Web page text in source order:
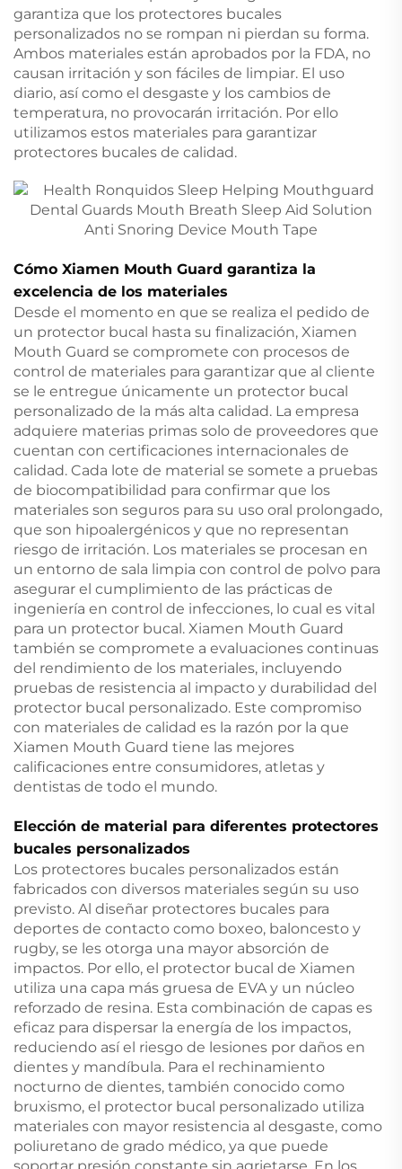
garantiza que los protectores bucales
personalizados no se rompan ni pierdan su forma.
Ambos materiales están aprobados por la FDA, no
causan irritación y son fáciles de limpiar. El uso
diario, así como el desgaste y los cambios de
temperatura, no provocarán irritación. Por ello
utilizamos estos materiales para garantizar
protectores bucales de calidad.
Cómo Xiamen Mouth Guard garantiza la
excelencia de los materiales
Desde el momento en que se realiza el pedido de
un protector bucal hasta su finalización, Xiamen
Mouth Guard se compromete con procesos de
control de materiales para garantizar que al cliente
se le entregue únicamente un protector bucal
personalizado de la más alta calidad. La empresa
adquiere materias primas solo de proveedores que
cuentan con certificaciones internacionales de
calidad. Cada lote de material se somete a pruebas
de biocompatibilidad para confirmar que los
materiales son seguros para su uso oral prolongado,
que son hipoalergénicos y que no representan
riesgo de irritación. Los materiales se procesan en
un entorno de sala limpia con control de polvo para
asegurar el cumplimiento de las prácticas de
ingeniería en control de infecciones, lo cual es vital
para un protector bucal. Xiamen Mouth Guard
también se compromete a evaluaciones continuas
del rendimiento de los materiales, incluyendo
pruebas de resistencia al impacto y durabilidad del
protector bucal personalizado. Este compromiso
con materiales de calidad es la razón por la que
Xiamen Mouth Guard tiene las mejores
calificaciones entre consumidores, atletas y
dentistas de todo el mundo.
Elección de material para diferentes protectores
bucales personalizados
Los protectores bucales personalizados están
fabricados con diversos materiales según su uso
previsto. Al diseñar protectores bucales para
deportes de contacto como boxeo, baloncesto y
rugby, se les otorga una mayor absorción de
impactos. Por ello, el protector bucal de Xiamen
utiliza una capa más gruesa de EVA y un núcleo
reforzado de resina. Esta combinación de capas es
eficaz para dispersar la energía de los impactos,
reduciendo así el riesgo de lesiones por daños en
dientes y mandíbula. Para el rechinamiento
nocturno de dientes, también conocido como
bruxismo, el protector bucal personalizado utiliza
materiales con mayor resistencia al desgaste, como
poliuretano de grado médico, ya que puede